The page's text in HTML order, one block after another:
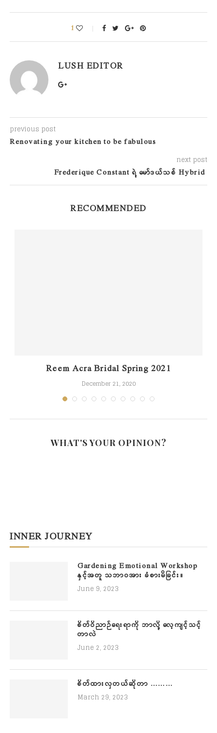
1
LUSH EDITOR
previous post
Renovating your kitchen to be fabulous
next post
Frederique Constant ရဲ့ မော်ဒယ်သစ် Hybrid
RECOMMENDED
Reem Acra Bridal Spring 2021
December 21, 2020
WHAT'S YOUR OPINION?
INNER JOURNEY
Gardening Emotional Workshop
နှင့်အတူ သဘာဝအား ခံစားမိခြင်း။
June 9, 2023
စိတ်ဝိညာဉ်ရေးရာကို ဘာလို့ လေ့ကျင့်သင့်
တာလဲ
June 2, 2023
စိတ်ထားလှတယ်ဆိုတာ ………
March 29, 2023